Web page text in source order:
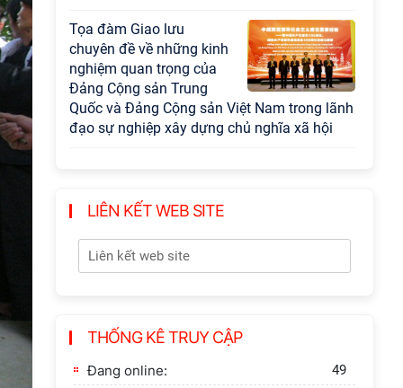
Tọa đàm Giao lưu
chuyên đề về những kinh
nghiệm quan trọng của
Đảng Cộng sản Trung
Quốc và Đảng Cộng sản Việt Nam trong lãnh
đạo sự nghiệp xây dựng chủ nghĩa xã hội
Việt Nam làm việc với
Chương trình khoa học và công nghệ trọng
điểm cấp Bộ
tế Việt Nam 6 tháng đầu
năm 2026: Thách thức,
động lực và triển vọng
phát triển"
LIÊN KẾT WEB SITE
THỐNG KÊ TRUY CẬP
Đang online: 49